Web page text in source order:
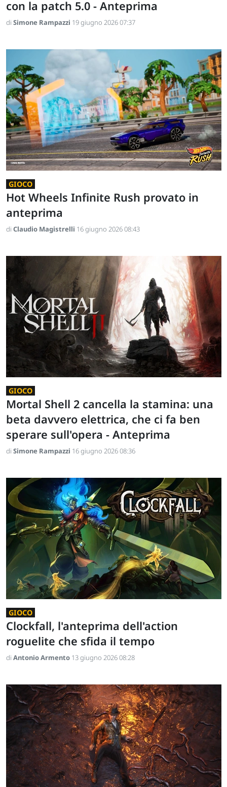
con la patch 5.0 - Anteprima
di Simone Rampazzi 19 giugno 2026 07:37
GIOCO
Hot Wheels Infinite Rush provato in
anteprima
di Claudio Magistrelli 16 giugno 2026 08:43
GIOCO
Mortal Shell 2 cancella la stamina: una
beta davvero elettrica, che ci fa ben
sperare sull'opera - Anteprima
di Simone Rampazzi 16 giugno 2026 08:36
GIOCO
Clockfall, l'anteprima dell'action
roguelite che sfida il tempo
di Antonio Armento 13 giugno 2026 08:28